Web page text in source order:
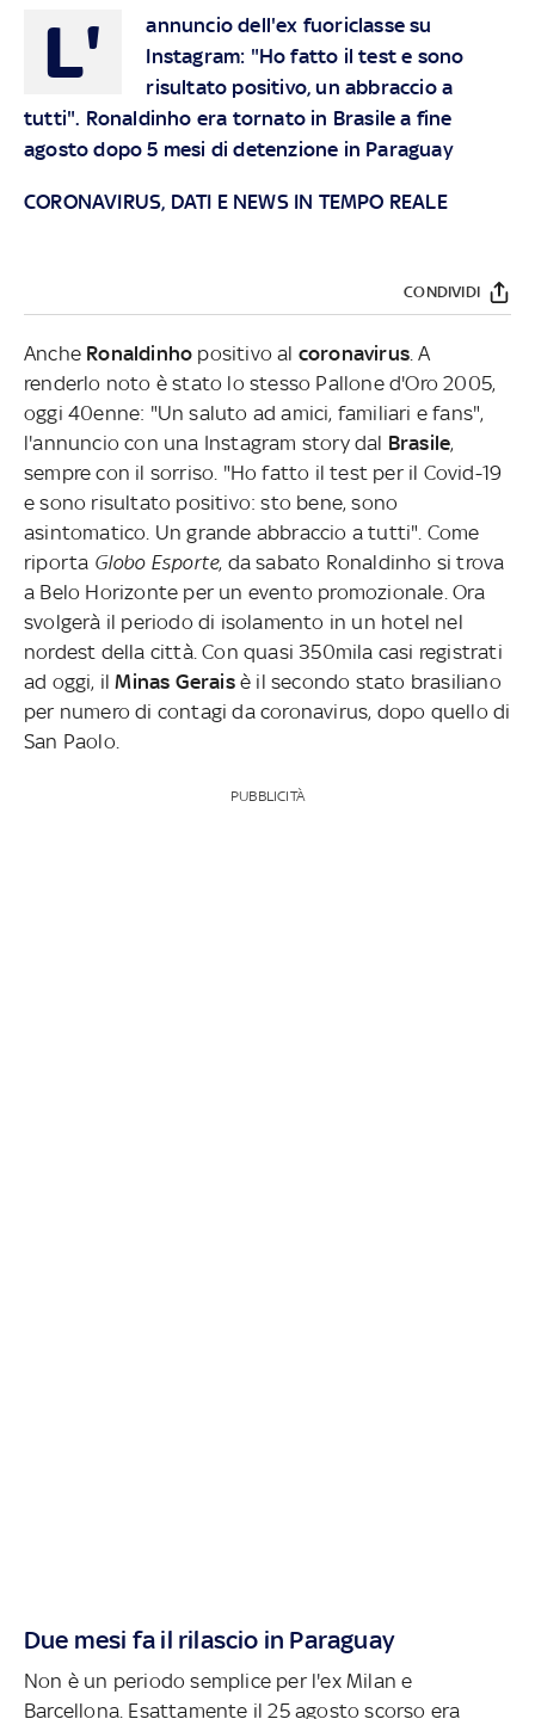
L'
annuncio dell'ex fuoriclasse su
Instagram: "Ho fatto il test e sono
risultato positivo, un abbraccio a
tutti". Ronaldinho era tornato in Brasile a fine
agosto dopo 5 mesi di detenzione in Paraguay
CORONAVIRUS, DATI E NEWS IN TEMPO REALE
CONDIVIDI
Anche Ronaldinho positivo al coronavirus . A
renderlo noto è stato lo stesso Pallone d'Oro 2005,
oggi 40enne: "Un saluto ad amici, familiari e fans",
l'annuncio con una Instagram story dal Brasile,
sempre con il sorriso. "Ho fatto il test per il Covid-19
e sono risultato positivo: sto bene, sono
asintomatico. Un grande abbraccio a tutti". Come
riporta Globo Esporte, da sabato Ronaldinho si trova
a Belo Horizonte per un evento promozionale. Ora
svolgerà il periodo di isolamento in un hotel nel
nordest della città. Con quasi 350mila casi registrati
ad oggi, ilMinas Geraisè il secondo stato brasiliano
per numero di contagi da coronavirus, dopo quello di
San Paolo.
PUBBLICITÀ
Due mesi fa il rilascio in Paraguay
Non è un periodo semplice per l'ex Milan e
Barcellona. Esattamente il 25 agosto scorso era